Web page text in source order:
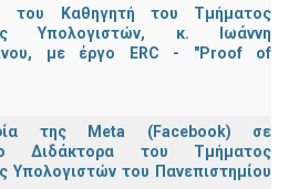
του Καθηγητή του Τμήματος
Υπολογιστών, κ. Ιωάννη
με έργο ERC - "Proof of
της Meta (Facebook) σε
Διδάκτορα του Τμήματος
Υπολογιστών του Πανεπιστημίου